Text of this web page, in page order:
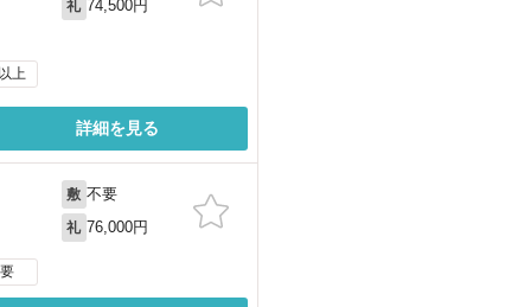
礼 74,500円
上
詳細を見る
敷 不要
礼 76,000円